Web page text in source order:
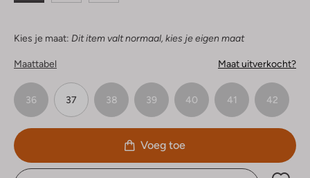
Kies je maat: Dit item valt normaal, kies je eigen maat
Maattabel Maat uitverkocht?
36 37 38 39 40 41 42
Voeg toe